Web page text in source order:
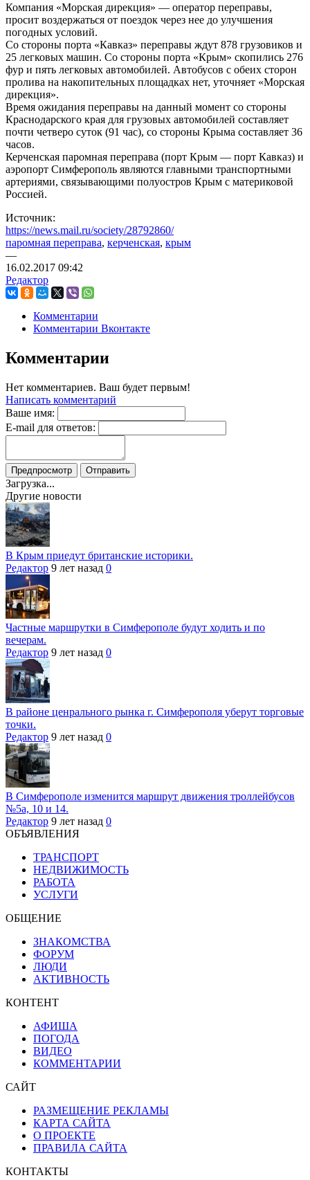
Компания «Морская дирекция» — оператор переправы,
просит воздержаться от поездок через нее до улучшения
погодных условий.
Со стороны порта «Кавказ» переправы ждут 878 грузовиков и
25 легковых машин. Со стороны порта «Крым» скопились 276
фур и пять легковых автомобилей. Автобусов с обеих сторон
пролива на накопительных площадках нет, уточняет «Морская
дирекция».
Время ожидания переправы на данный момент со стороны
Краснодарского края для грузовых автомобилей составляет
почти четверо суток (91 час), со стороны Крыма составляет 36
часов.
Керченская паромная переправа (порт Крым — порт Кавказ) и
аэропорт Симферополь являются главными транспортными
артериями, связывающими полуостров Крым с материковой
Россией.
Источник:
https://news.mail.ru/society/28792860/
паромная переправа, керченская, крым
—
16.02.2017 09:42
Редактор
Комментарии
Комментарии Вконтакте
Комментарии
Нет комментариев. Ваш будет первым!
Написать комментарий
Ваше имя:
E-mail для ответов:
Загрузка...
Другие новости
В Крым приедут британские историки.
Редактор 9 лет назад 0
Частные маршрутки в Симферополе будут ходить и по
вечерам.
Редактор 9 лет назад 0
В районе ценрального рынка г. Симферополя уберут торговые
точки.
Редактор 9 лет назад 0
В Симферополе изменится маршрут движения троллейбусов
№5а, 10 и 14.
Редактор 9 лет назад 0
ОБЪЯВЛЕНИЯ
ТРАНСПОРТ
НЕДВИЖИМОСТЬ
РАБОТА
УСЛУГИ
ОБЩЕНИЕ
ЗНАКОМСТВА
ФОРУМ
ЛЮДИ
АКТИВНОСТЬ
КОНТЕНТ
АФИША
ПОГОДА
ВИДЕО
КОММЕНТАРИИ
САЙТ
РАЗМЕЩЕНИЕ РЕКЛАМЫ
КАРТА САЙТА
О ПРОЕКТЕ
ПРАВИЛА САЙТА
КОНТАКТЫ